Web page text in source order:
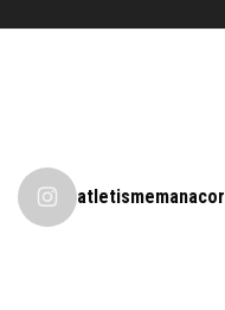
atletismemanacor